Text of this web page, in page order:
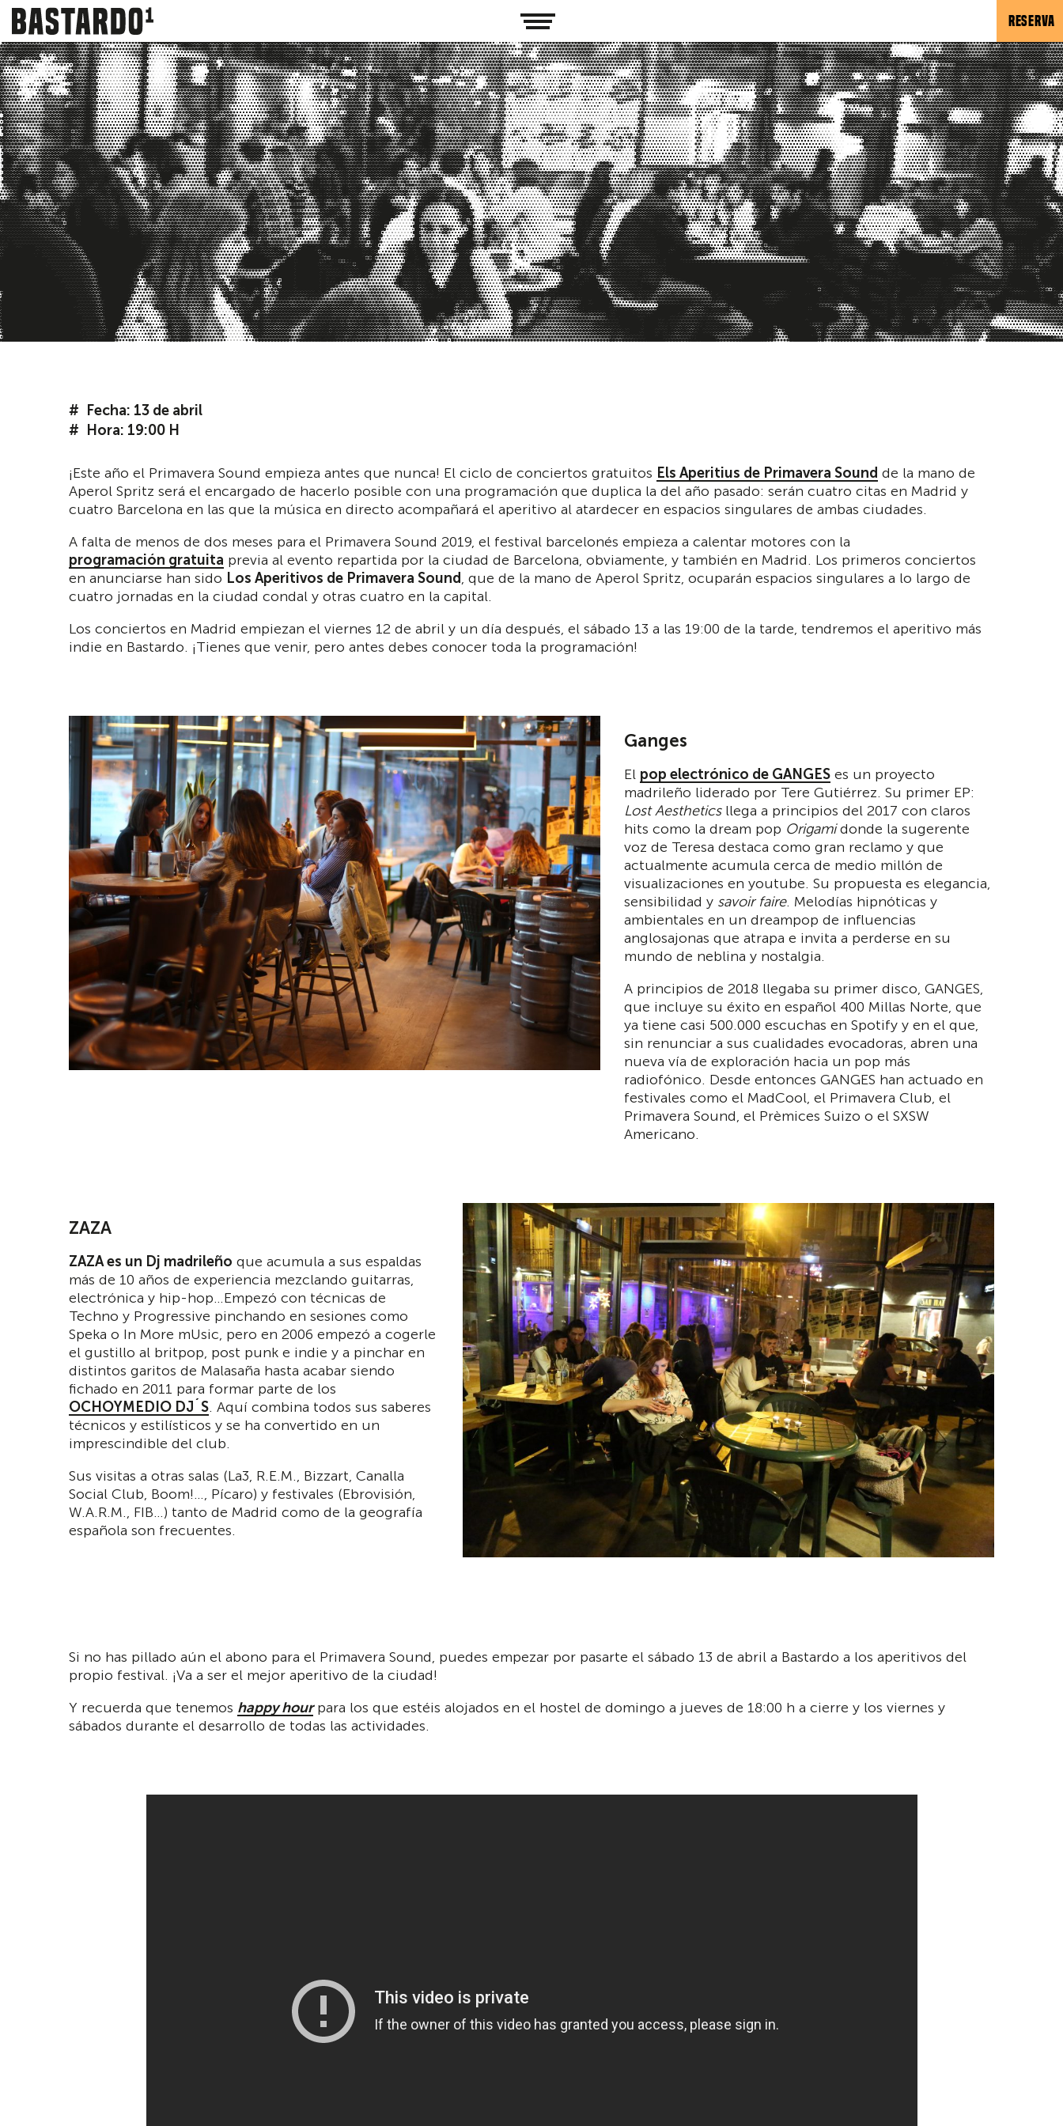
RESERVA
Fecha: 13 de abril
Hora: 19:00 H
¡Este año el Primavera Sound empieza antes que nunca! El ciclo de conciertos gratuitos Els Aperitius de Primavera Sound de la mano de
Aperol Spritz será el encargado de hacerlo posible con una programación que duplica la del año pasado: serán cuatro citas en Madrid y
cuatro Barcelona en las que la música en directo acompañará el aperitivo al atardecer en espacios singulares de ambas ciudades.
A falta de menos de dos meses para el Primavera Sound 2019, el festival barcelonés empieza a calentar motores con la
programación gratuita previa al evento repartida por la ciudad de Barcelona, obviamente, y también en Madrid. Los primeros conciertos
en anunciarse han sido Los Aperitivos de Primavera Sound, que de la mano de Aperol Spritz, ocuparán espacios singulares a lo largo de
cuatro jornadas en la ciudad condal y otras cuatro en la capital.
Los conciertos en Madrid empiezan el viernes 12 de abril y un día después, el sábado 13 a las 19:00 de la tarde, tendremos el aperitivo más
indie en Bastardo. ¡Tienes que venir, pero antes debes conocer toda la programación!
Ganges
El pop electrónico de GANGES es un proyecto
madrileño liderado por Tere Gutiérrez. Su primer EP:
Lost Aestheticsllega a principios del 2017 con claros
hits como la dream pop Origamidonde la sugerente
voz de Teresa destaca como gran reclamo y que
actualmente acumula cerca de medio millón de
visualizaciones en youtube. Su propuesta es elegancia,
sensibilidad y savoir faire. Melodías hipnóticas y
ambientales en un dreampop de influencias
anglosajonas que atrapa e invita a perderse en su
mundo de neblina y nostalgia.
A principios de 2018 llegaba su primer disco, GANGES,
que incluye su éxito en español 400 Millas Norte, que
ya tiene casi 500.000 escuchas en Spotify y en el que,
sin renunciar a sus cualidades evocadoras, abren una
nueva vía de exploración hacia un pop más
radiofónico. Desde entonces GANGES han actuado en
festivales como el MadCool, el Primavera Club, el
Primavera Sound, el Prèmices Suizo o el SXSW
Americano.
ZAZA
ZAZA es un Dj madrileño que acumula a sus espaldas
más de 10 años de experiencia mezclando guitarras,
electrónica y hip-hop…Empezó con técnicas de
Techno y Progressive pinchando en sesiones como
Speka o In More mUsic, pero en 2006 empezó a cogerle
el gustillo al britpop, post punk e indie y a pinchar en
distintos garitos de Malasaña hasta acabar siendo
fichado en 2011 para formar parte de los
OCHOYMEDIO DJ´S. Aquí combina todos sus saberes
técnicos y estilísticos y se ha convertido en un
imprescindible del club.
Sus visitas a otras salas (La3, R.E.M., Bizzart, Canalla
Social Club, Boom!…, Pícaro) y festivales (Ebrovisión,
W.A.R.M., FIB…) tanto de Madrid como de la geografía
española son frecuentes.
Si no has pillado aún el abono para el Primavera Sound, puedes empezar por pasarte el sábado 13 de abril a Bastardo a los aperitivos del
propio festival. ¡Va a ser el mejor aperitivo de la ciudad!
Y recuerda que tenemos happy hour para los que estéis alojados en el hostel de domingo a jueves de 18:00 h a cierre y los viernes y
sábados durante el desarrollo de todas las actividades.